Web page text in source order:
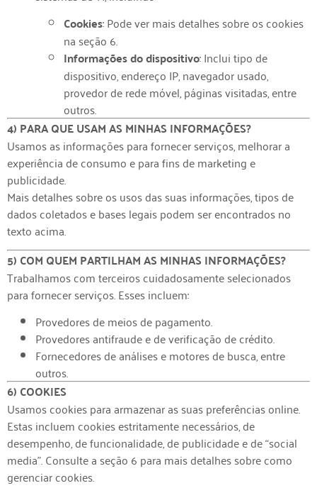
Cookies: Pode ver mais detalhes sobre os cookies
na seção 6.
Informações do dispositivo: Inclui tipo de
dispositivo, endereço IP, navegador usado,
provedor de rede móvel, páginas visitadas, entre
outros.
4) PARA QUE USAM AS MINHAS INFORMAÇÕES?
Usamos as informações para fornecer serviços, melhorar a
experiência de consumo e para fins de marketing e
publicidade.
Mais detalhes sobre os usos das suas informações, tipos de
dados coletados e bases legais podem ser encontrados no
texto acima.
5) COM QUEM PARTILHAM AS MINHAS INFORMAÇÕES?
Trabalhamos com terceiros cuidadosamente selecionados
para fornecer serviços. Esses incluem:
Provedores de meios de pagamento.
Provedores antifraude e de verificação de crédito.
Fornecedores de análises e motores de busca, entre
outros.
6) COOKIES
Usamos cookies para armazenar as suas preferências online.
Estas incluem cookies estritamente necessários, de
desempenho, de funcionalidade, de publicidade e de “social
media”. Consulte a seção 6 para mais detalhes sobre como
gerenciar cookies.